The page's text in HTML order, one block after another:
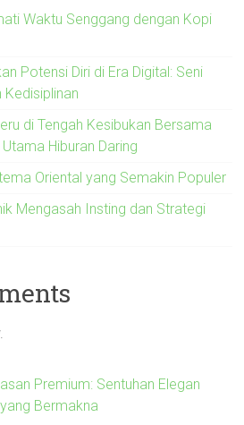
Waktu Senggang dengan Kopi
Potensi Diri di Era Digital: Seni
di Tengah Kesibukan Bersama
Hiburan Daring
Oriental yang Semakin Populer
Mengasah Insting dan Strategi
Premium: Sentuhan Elegan
Bermakna